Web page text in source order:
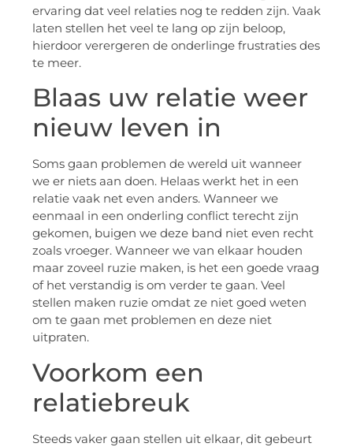
ervaring dat veel relaties nog te redden zijn. Vaak
laten stellen het veel te lang op zijn beloop,
hierdoor verergeren de onderlinge frustraties des
te meer.
Blaas uw relatie weer
nieuw leven in
Soms gaan problemen de wereld uit wanneer
we er niets aan doen. Helaas werkt het in een
relatie vaak net even anders. Wanneer we
eenmaal in een onderling conflict terecht zijn
gekomen, buigen we deze band niet even recht
zoals vroeger. Wanneer we van elkaar houden
maar zoveel ruzie maken, is het een goede vraag
of het verstandig is om verder te gaan. Veel
stellen maken ruzie omdat ze niet goed weten
om te gaan met problemen en deze niet
uitpraten.
Voorkom een
relatiebreuk
Steeds vaker gaan stellen uit elkaar, dit gebeurt